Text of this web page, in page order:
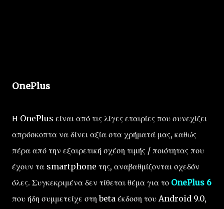
OnePlus
Η OnePlus είναι από τις λίγες εταιρίες που συνεχίζει
απρόσκοπτα να δίνει αξία στα χρήματά μας, καθώς
πέρα από την εξαιρετική σχέση τιμής / ποιότητας που
έχουν τα smartphone της, αναβαθμίζονται σχεδόν
όλες. Συγκεκριμένα δεν τίθεται θέμα για το OnePlus 6
που ήδη συμμετείχε στη beta έκδοση του Android 9.0,